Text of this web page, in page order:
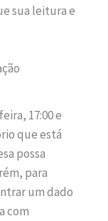
sua leitura e
17:00 e
que está
possa
para
um dado
com